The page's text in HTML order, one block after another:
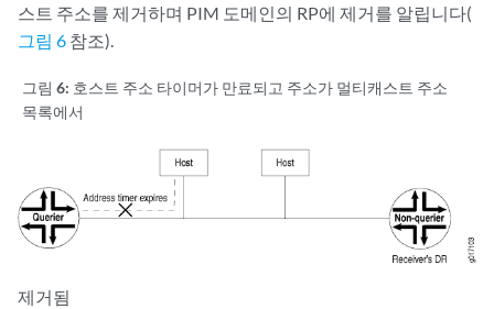
스트 주소를 제거하며 PIM 도메인의 RP에 제거를 알립니다(
그림 6 참조).
그림 6: 호스트 주소 타이머가 만료되고 주소가 멀티캐스트 주소
목록에서
제거됨